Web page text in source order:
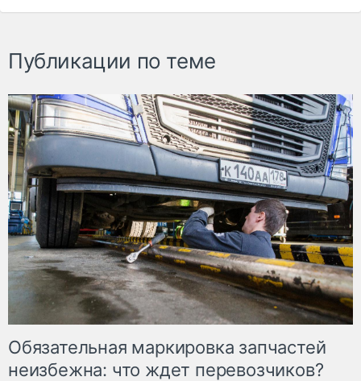
Публикации по теме
Обязательная маркировка запчастей
неизбежна: что ждет перевозчиков?